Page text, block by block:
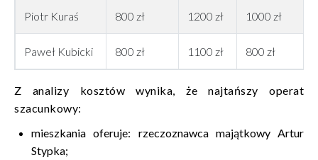
Piotr Kuraś 800 zł 1200 zł 1000 zł
Paweł Kubicki 800 zł 1100 zł 800 zł
Z analizy kosztów wynika, że najtańszy operat
szacunkowy:
mieszkania oferuje: rzeczoznawca majątkowy Artur
Stypka;